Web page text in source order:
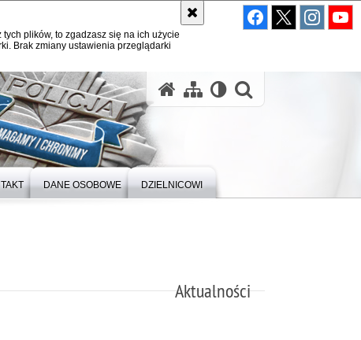
plików, to zgadzasz się na ich użycie
Brak zmiany ustawienia przeglądarki
DANE OSOBOWE DZIELNICOWI
Aktualności